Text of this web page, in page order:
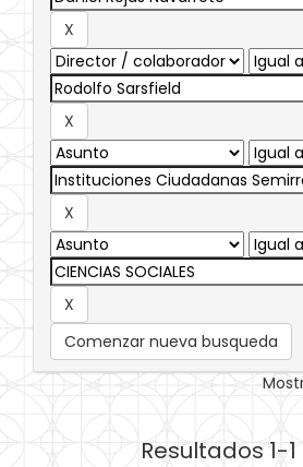
Comenzar nueva busqueda
Resultados 1-1